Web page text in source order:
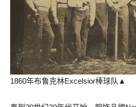
1860年布鲁克林Excelsior棒球队▲